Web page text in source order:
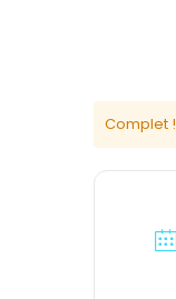
Complet !